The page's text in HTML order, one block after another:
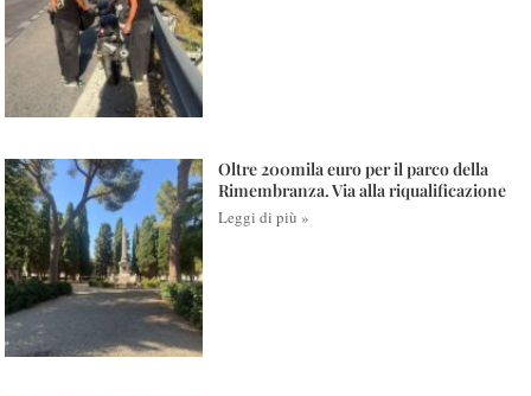
Oltre 200mila euro per il parco della
Rimembranza. Via alla riqualificazione
Leggi di più »